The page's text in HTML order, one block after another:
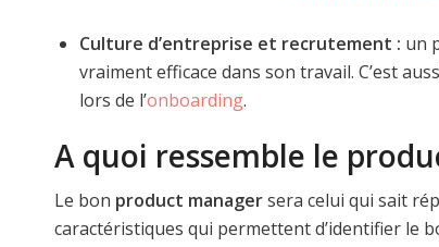
Culture d’entreprise et recrutement : un
vraiment efficace dans son travail. C’est
lors de l’onboarding.
A quoi ressemble le
Le bon product managersera celui qui sait
caractéristiques qui permettent d’identifier le